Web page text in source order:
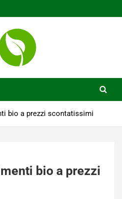
bio a prezzi scontatissimi
bio a prezzi